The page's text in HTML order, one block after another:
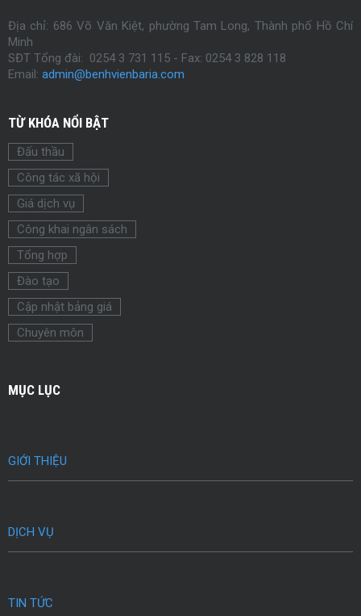
Địa chỉ: 686 Võ Văn Kiệt, phường Tam Long, Thành phố Hồ Chí
Minh
SĐT Tổng đài: 0254 3 731 115 - Fax: 0254 3 828 118
Email: admin@benhvienbaria.com
TỪ KHÓA NỔI BẬT
Đấu thầu
Công tác xã hội
Giá dịch vụ
Công khai ngân sách
Tổng hợp
Đào tạo
Cập nhật bảng giá
Chuyên môn
MỤC LỤC
GIỚI THIỆU
DỊCH VỤ
TIN TỨC